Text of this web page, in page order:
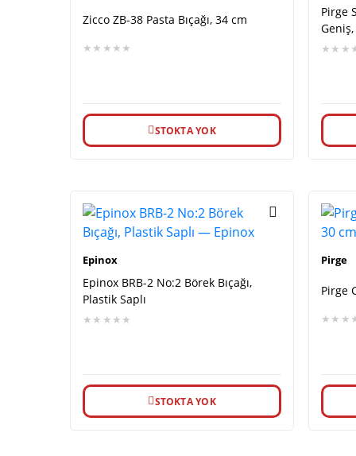
Zicco ZB-38 Pasta Bıçağı, 34 cm
★★★★★
STOKTA YOK
Pirge
Epinox
Epinox BRB-2 No:2 Börek Bıçağı,
Plastik Saplı
★★★★★
STOKTA YOK
Pirge
Pirge